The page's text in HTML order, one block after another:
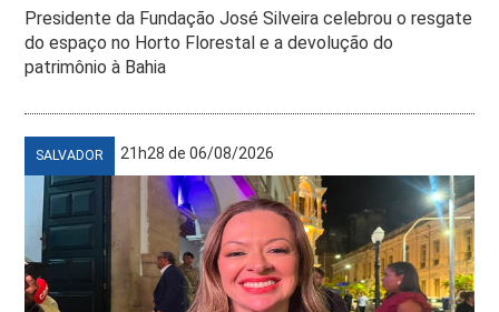
Presidente da Fundação José Silveira celebrou o resgate
do espaço no Horto Florestal e a devolução do
patrimônio à Bahia
SALVADOR 21h28 de 06/08/2026